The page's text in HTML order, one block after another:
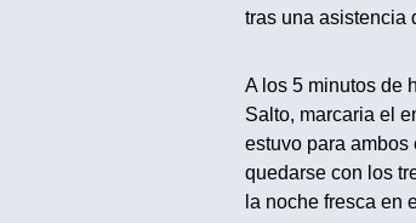
tras una asistencia
A los 5 minutos de
Salto, marcaria el
estuvo para
quedarse con los
la noche fresca en